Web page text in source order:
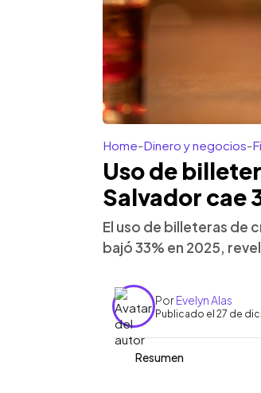
Home-Dinero y negocios-
Uso de
Salvador cae
El uso de billeteras de
bajó 33% en 2025,
PorEvelyn Alas
Publicado el 27 de
Resumen